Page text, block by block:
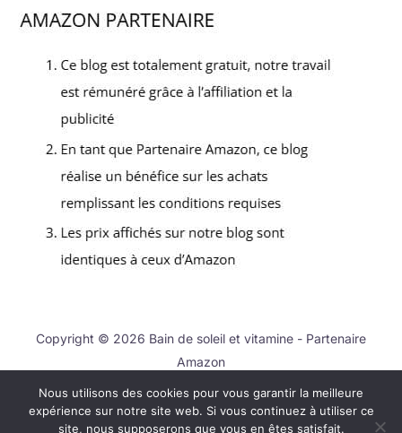
Copyright © 2026 Bain de soleil et vitamine - Partenaire
Amazon
Contact
Mentions légales
Nous utilisons des cookies pour vous garantir la meilleure
expérience sur notre site web. Si vous continuez à utiliser ce
site, nous supposerons que vous en êtes satisfait.